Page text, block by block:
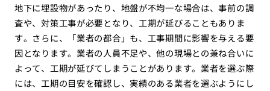
地下に埋設物があったり、地盤が不均一な場合は、事前の調
査や、対策工事が必要となり、工期が延びることもありま
す。さらに、「業者の都合」も、工事期間に影響を与える要
因となります。業者の人員不足や、他の現場との兼ね合いに
よって、工期が延びてしまうことがあります。業者を選ぶ際
には、工期の目安を確認し、実績のある業者を選ぶようにし